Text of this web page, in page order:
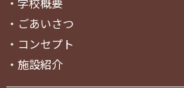
・ ごあいさつ
・ コンセプト
・ 施設紹介